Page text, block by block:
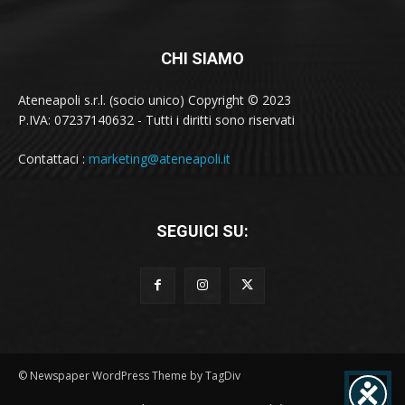
CHI SIAMO
Ateneapoli s.r.l. (socio unico) Copyright © 2023
P.IVA: 07237140632 - Tutti i diritti sono riservati
Contattaci : marketing@ateneapoli.it
SEGUICI SU:
© Newspaper WordPress Theme by TagDiv